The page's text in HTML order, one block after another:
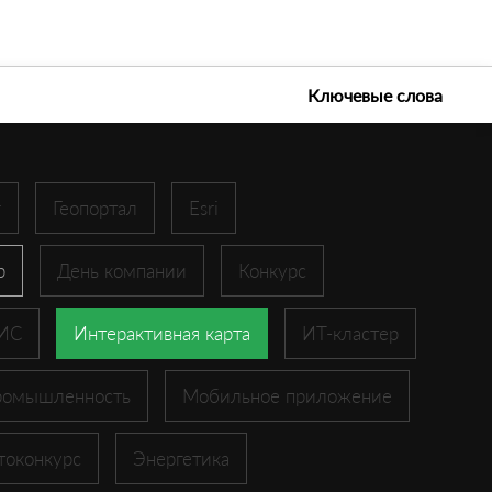
Ключевые слова
Геопортал Esri
День компании Конкурс
Интерактивная карта ИТ-кластер
Мобильное приложение
Энергетика